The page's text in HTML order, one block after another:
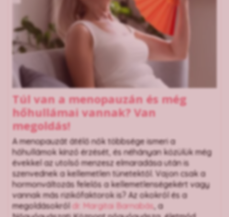
Túl van a menopauzán és még
hőhullámai vannak? Van
megoldás!
A menopauzát átélő nők többsége ismeri a
hőhullámok kínzó érzését, és néhányan közülük még
évekkel az utolsó menzesz elmaradása után is
szenvednek a kellemetlen tünetektől. Vajon csak a
hormonváltozás felelős a kellemetlenségekért vagy
vannak más rizikófaktorok is? Az okokról és a
megoldásokról dr. Margitai Barnabás, a